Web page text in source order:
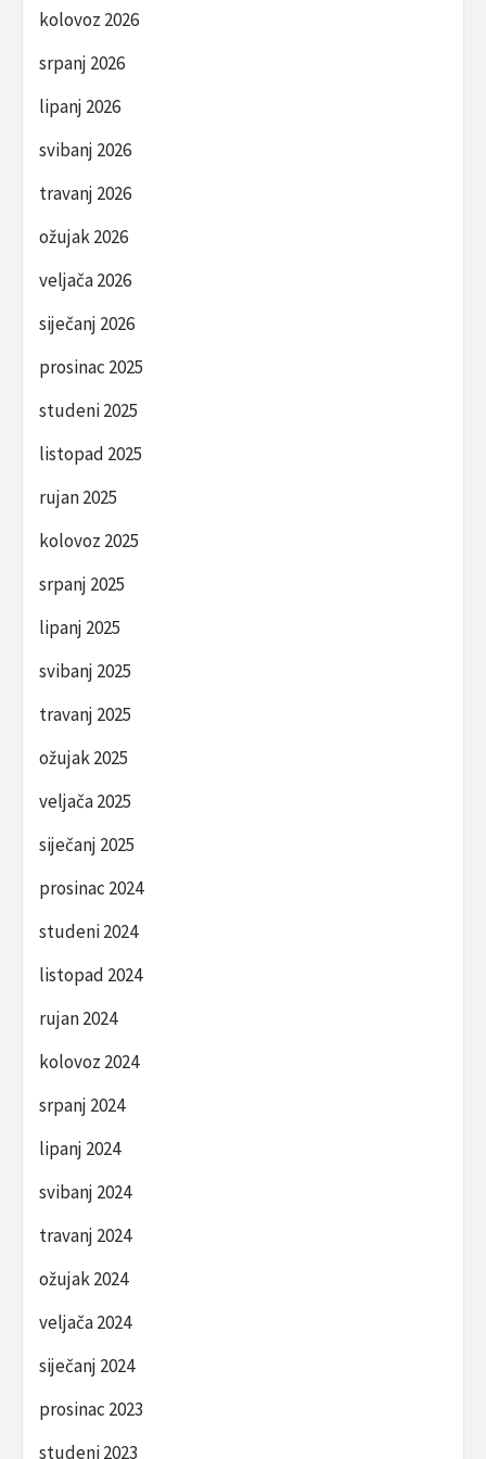
kolovoz 2026
srpanj 2026
lipanj 2026
svibanj 2026
travanj 2026
ožujak 2026
veljača 2026
siječanj 2026
prosinac 2025
studeni 2025
listopad 2025
rujan 2025
kolovoz 2025
srpanj 2025
lipanj 2025
svibanj 2025
travanj 2025
ožujak 2025
veljača 2025
siječanj 2025
prosinac 2024
studeni 2024
listopad 2024
rujan 2024
kolovoz 2024
srpanj 2024
lipanj 2024
svibanj 2024
travanj 2024
ožujak 2024
veljača 2024
siječanj 2024
prosinac 2023
studeni 2023